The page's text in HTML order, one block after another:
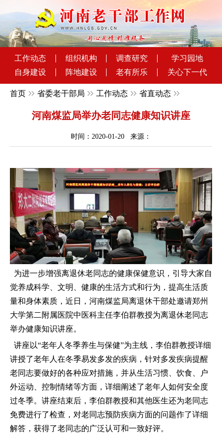
工作动态 组织机构 调查研究
学习园地
自身建设
阵地建设 老有所乐 关心下一代
首页 省委老干部局 工作动态 省直动态
河南煤监局举办老同志健康知识讲座
时间：2020-01-20 来源：
为进一步增强离退休老同志的健康保健意识，引导大家自
觉养成科学、文明、健康的生活方式和行为，提高生活质
量和身体素质，近日，河南煤监局离退休干部处邀请郑州
大学第二附属医院中医科主任李伯群教授为离退休老同志
举办健康知识讲座。
讲座以“老年人冬季养生与保健”为主线，李伯群教授详细
讲授了老年人在冬季易发多发的疾病，针对多发疾病提醒
老同志要做好的各种应对措施，并从生活习惯、饮食、户
外运动、控制情绪等方面，详细阐述了老年人如何安全度
过冬季。讲座结束后，李伯群教授和其他医生还为老同志
免费进行了检查，对老同志预防疾病方面的问题作了详细
解答，获得了老同志的广泛认可和一致好评。